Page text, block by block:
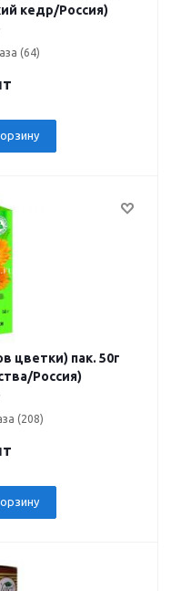
кедр/Россия)
(64)
цветки) пак. 50г
Россия)
(208)